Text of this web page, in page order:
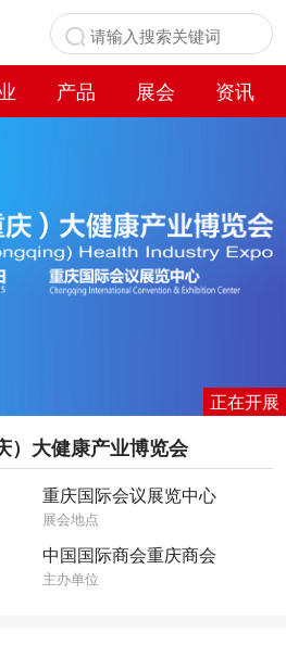
产品 展会
资讯
正在开展
）大健康产业博览会
重庆国际会议展览中心
展会地点
中国国际商会重庆商会
主办单位